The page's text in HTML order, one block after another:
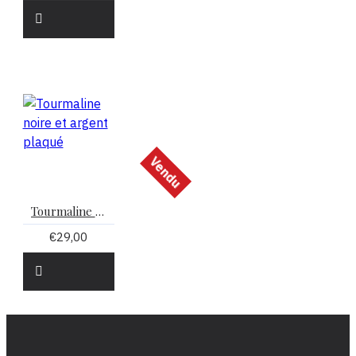
Vendu
Tourmaline noire et argent plaqué
€29,00